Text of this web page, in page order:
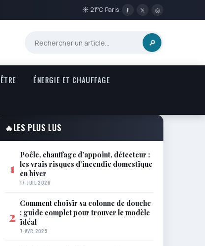
☀ 21°C Paris f 𝕏 ◎
🔎
ÉNERGIE ET CHAUFFAGE
🔥LES PLUS LUS
1
Poêle, chauffage d’appoint, détecteur :
les vrais risques d’incendie domestique
en hiver
17 JUIL 2026
2
Comment choisir sa colonne de douche
: guide complet pour trouver le modèle
idéal
7 AVR 2025